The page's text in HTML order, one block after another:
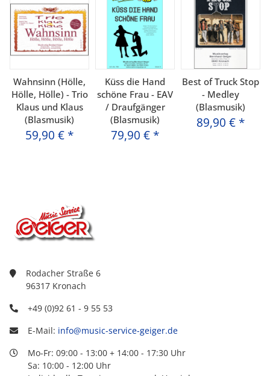
Wahnsinn (Hölle,
Hölle, Hölle) - Trio
Klaus und Klaus
(Blasmusik)
59,90 € *
Küss die Hand
schöne Frau - EAV
/ Draufgänger
(Blasmusik)
79,90 € *
Best of Truck Stop
- Medley
(Blasmusik)
89,90 € *
Rodacher Straße 6
96317 Kronach
+49 (0)92 61 - 9 55 53
E-Mail: info@music-service-geiger.de
Mo-Fr: 09:00 - 13:00 + 14:00 - 17:30 Uhr
Sa: 10:00 - 12:00 Uhr